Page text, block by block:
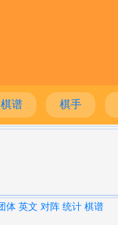
棋谱 棋手
体 英文 对阵 统计 棋谱